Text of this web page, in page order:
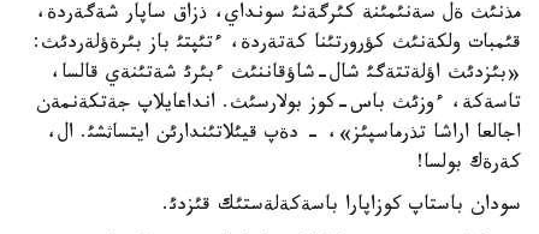
مذنئث ةل سةنئمئنة كئرگةنئ سونداي، ذزاق ساپار شةگةردة،
قئمبات ولكةنئث كؤرورتئنا كةتةردة، ءتئپتئ باز بئرةؤلةردئث:
«بئزدئث اؤلةتتةگئ شال-شاؤقاننئث ءبئرئ شةتئنةي قالسا،
تاسةكة، ءوزئث باس-كوز بولارسئث. انداعايلاپ جةتكةنمةن
اجالعا اراشا تذرماسپئز»، - دةپ قيئلاتئندارئن ايتساثشئ. ال،
كةرةك بولسا!
سودان باستاپ كوزاپارا باسةكةلةستئك قئزدئ.